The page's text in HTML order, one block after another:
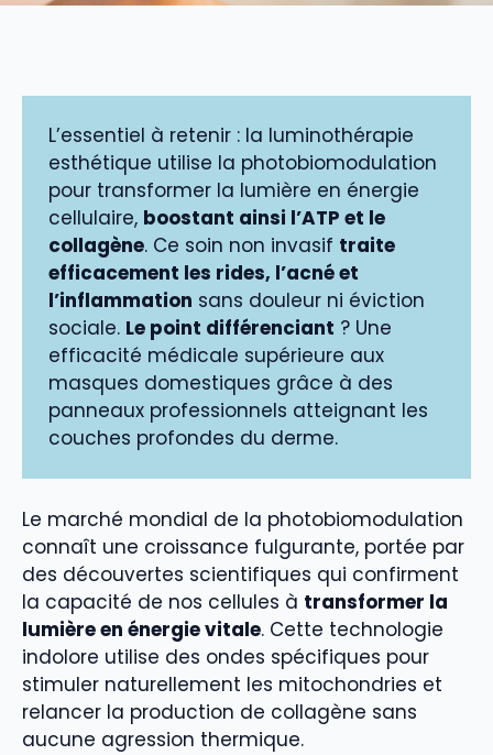
L’essentiel à retenir : la luminothérapie
esthétique utilise la photobiomodulation
pour transformer la lumière en énergie
cellulaire, boostant ainsi l’ATP et le
collagène. Ce soin non invasif traite
efficacement les rides, l’acné et
l’inflammation sans douleur ni éviction
sociale. Le point différenciant ? Une
efficacité médicale supérieure aux
masques domestiques grâce à des
panneaux professionnels atteignant les
couches profondes du derme.
Le marché mondial de la photobiomodulation
connaît une croissance fulgurante, portée par
des découvertes scientifiques qui confirment
la capacité de nos cellules à transformer la
lumière en énergie vitale. Cette technologie
indolore utilise des ondes spécifiques pour
stimuler naturellement les mitochondries et
relancer la production de collagène sans
aucune agression thermique.